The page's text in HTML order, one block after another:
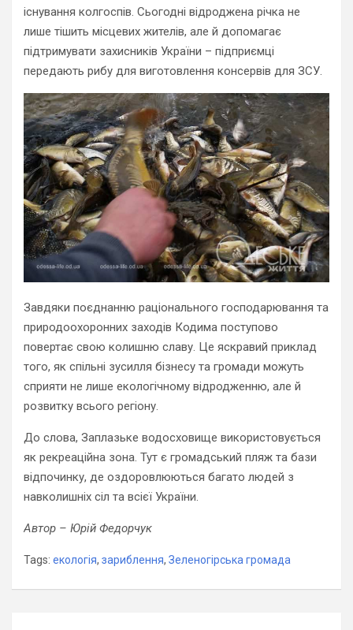
існування колгоспів. Сьогодні відроджена річка не
лише тішить місцевих жителів, але й допомагає
підтримувати захисників України – підприємці
передають рибу для виготовлення консервів для ЗСУ.
Завдяки поєднанню раціонального господарювання та
природоохоронних заходів Кодима поступово
повертає свою колишню славу. Це яскравий приклад
того, як спільні зусилля бізнесу та громади можуть
сприяти не лише екологічному відродженню, але й
розвитку всього регіону.
До слова, Заплазьке водосховище використовується
як рекреаційна зона. Тут є громадський пляж та бази
відпочинку, де оздоровлюються багато людей з
навколишніх сіл та всієї України.
Автор – Юрій Федорчук
Tags: екологія, зариблення, Зеленогірська громада